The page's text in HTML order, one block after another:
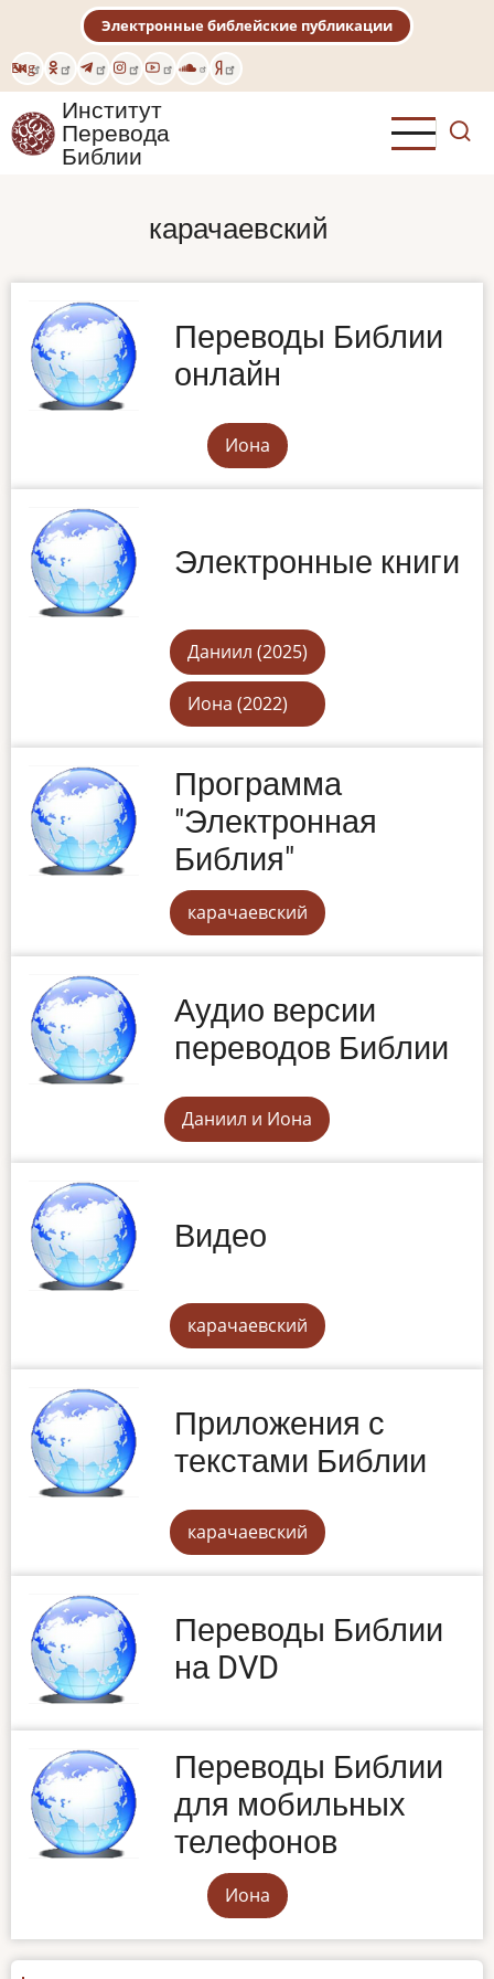
основному
содержанию
Eng
Электронные библейские публикации
Институт
Перевода
Библии
карачаевский
Переводы Библии
онлайн
Иона
Электронные книги
Даниил (2025)
Иона (2022)
Программа
"Электронная
Библия"
карачаевский
Аудио версии
переводов Библии
Даниил и Иона
Видео
карачаевский
Приложения с
текстами Библии
карачаевский
Переводы Библии
на DVD
Переводы Библии
для мобильных
телефонов
Иона